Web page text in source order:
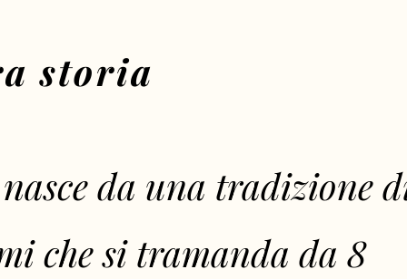
storia
da una tradizione
che si tramanda da 8